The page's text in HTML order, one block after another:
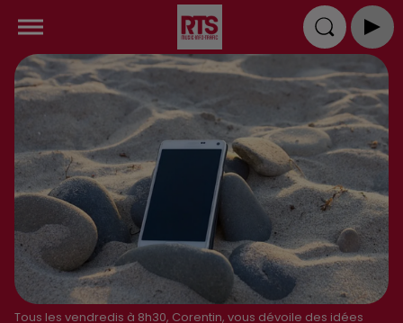
Tous les vendredis à 8h30, Corentin, vous dévoile des idées